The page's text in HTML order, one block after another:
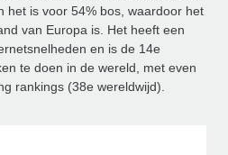
is voor 54% bos, waardoor het
van Europa is. Het heeft een
en is de 14e
te doen in de wereld, met even
rankings (38e wereldwijd).